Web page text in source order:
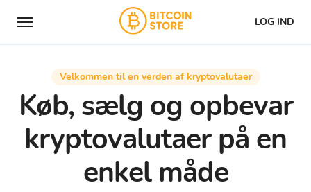
LOG IND
Velkommen til en verden af kryptovalutaer
Køb, sælg og opbevar
kryptovalutaer på en
enkel måde